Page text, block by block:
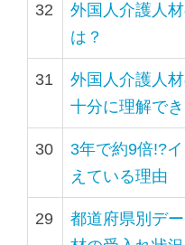
32
外国人介護人
は？
31
外国人介護人
十分に理解で
30
3年で約9倍!?
えている理由
29
都道府県別デ